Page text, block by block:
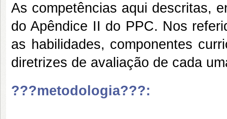
As competências aqui descritas,
do Apêndice II do PPC. Nos
as habilidades, componentes
diretrizes de avaliação de cada
???metodologia???: